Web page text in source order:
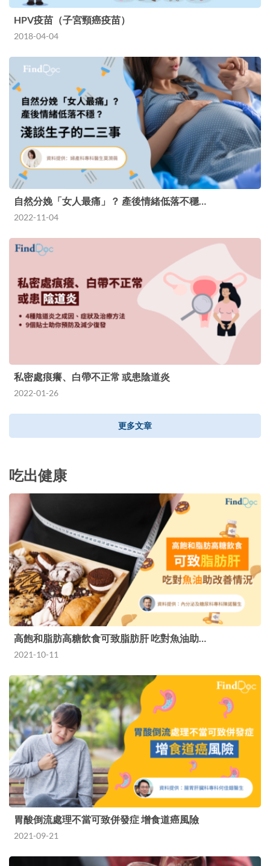
HPV疫苗（子宮頸癌疫苗）
2018-04-04
自然分娩「女人最痛」？ 產後情緒低落不穩…
2022-11-04
私密處痕癢、白帶不正常 或患陰道炎
2022-01-26
更多文章
吃出健康
高飽和脂肪高糖飲食可致脂肪肝 吃對魚油助…
2021-10-11
胃酸倒流處理不當可致併發症 增食道癌風險
2021-09-21